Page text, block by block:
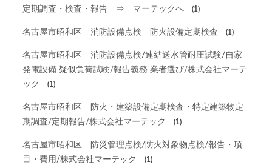
定期調査・検査・報告 ⇒ マーテックへ
(1)
名古屋市昭和区 消防設備点検 防火設備定期検査 (1)
名古屋市昭和区 消防設備点検/連結送水管耐圧試験/自家
発電設備 疑似負荷試験/報告義務 業者選び/株式会社マーテ
ック
(1)
名古屋市昭和区 防火・建築設備定期検査・特定建築物定
期調査/定期報告/株式会社マーテック
(1)
名古屋市昭和区 防災管理点検/防火対象物点検/報告・項
目・費用/株式会社マーテック
(1)